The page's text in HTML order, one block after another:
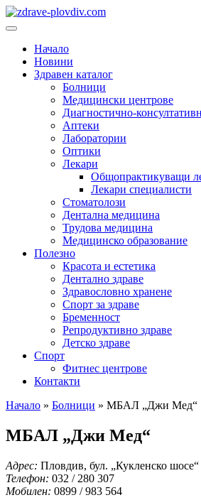
Преминете
към
Основно
Начало
Новини
Здравен каталог
Болници
Медицински центрове
Диагностично-
Аптеки
Лаборатории
Оптики
Лекари
Общопрактикуващи
Лекари специалисти
Стоматолози
Дентална медицина
Трудова медицина
Медицинско образование
Полезно
Красота и естетика
Дентално здраве
Здравословно хранене
Спорт за здраве
Бременност
Репродуктивно здраве
Детско здраве
Спорт
Фитнес центрове
Контакти
Начало » Болници » МБАЛ „Джи Мед“
МБАЛ „Джи Мед“
Адрес: Пловдив, бул. „Кукленско шосе“
Телефон: 032 / 280 307
Мобилен: 0899 / 983 564